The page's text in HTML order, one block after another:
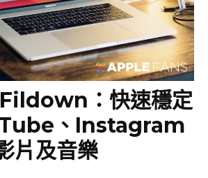
：快速穩定
、Instagram
片及音樂